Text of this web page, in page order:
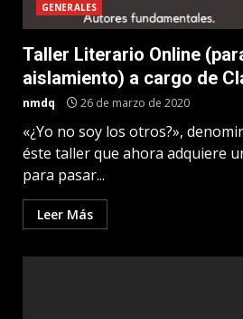
GENERALES
Taller Literario Online
aislamiento) a cargo de
nmdq 26 de marzo de 2020
«¿Yo no soy los otros?»,
éste taller que ahora adquiere
para pasar...
Leer Más